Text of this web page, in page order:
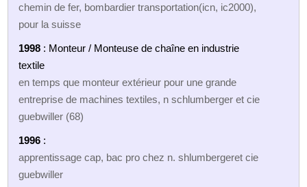
chemin de fer, bombardier transportation(icn, ic2000),
pour la suisse
1998 : Monteur / Monteuse de chaîne en industrie
textile
en temps que monteur extérieur pour une grande
entreprise de machines textiles, n schlumberger et cie
guebwiller (68)
1996 :
apprentissage cap, bac pro chez n. shlumbergeret cie
guebwiller